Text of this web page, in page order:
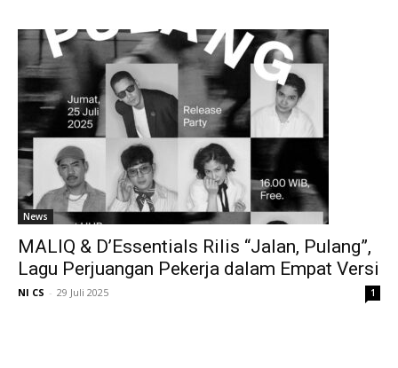
News
MALIQ & D’Essentials Rilis “Jalan, Pulang”,
Lagu Perjuangan Pekerja dalam Empat Versi
NI CS - 29 Juli 2025 1